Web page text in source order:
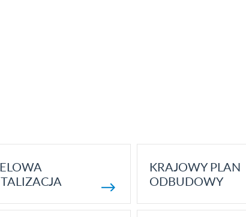
KRAJOWY PLAN
ODBUDOWY